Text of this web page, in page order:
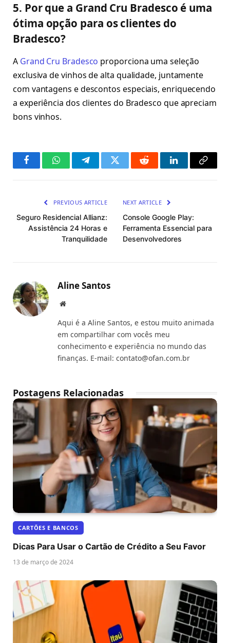
5. Por que a Grand Cru Bradesco é uma
ótima opção para os clientes do
Bradesco?
A Grand Cru Bradesco proporciona uma seleção
exclusiva de vinhos de alta qualidade, juntamente
com vantagens e descontos especiais, enriquecendo
a experiência dos clientes do Bradesco que apreciam
bons vinhos.
FacebookWhatsAppTelegramTwitter Reddit LinkedInCopy
PREVIOUS ARTICLE
Seguro Residencial Allianz:
Assistência 24 Horas e
Tranquilidade
NEXT ARTICLE
Console Google Play:
Ferramenta Essencial para
Desenvolvedores
Aline Santos
Website
Aqui é a Aline Santos, e estou muito animada
em compartilhar com vocês meu
conhecimento e experiência no mundo das
finanças. E-mail: contato@ofan.com.br
Postagens Relacionadas
CARTÕES E BANCOS
Dicas Para Usar o Cartão de Crédito a Seu Favor
13 de março de 2024